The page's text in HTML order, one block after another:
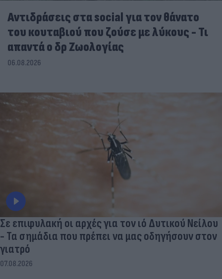
Αντιδράσεις στα social για τον θάνατο
του κουταβιού που ζούσε με λύκους - Τι
απαντά ο δρ Ζωολογίας
06.08.2026
Σε επιφυλακή οι αρχές για τον ιό Δυτικού Νείλου
- Τα σημάδια που πρέπει να μας οδηγήσουν στον
γιατρό
07.08.2026